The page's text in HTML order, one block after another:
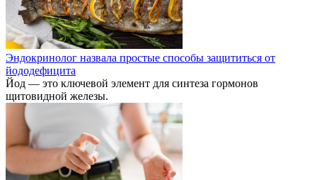
Эндокринолог назвала простые способы защититься от
йододефицита
Йод — это ключевой элемент для синтеза гормонов
щитовидной железы.